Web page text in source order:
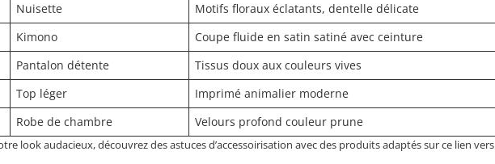
Nuisette
Motifs floraux éclatants, dentelle délicate
Kimono
Coupe fluide en satin satiné avec ceinture
Pantalon détente
Tissus doux aux couleurs vives
Top léger
Imprimé animalier moderne
Robe de chambre Velours profond couleur prune
look audacieux, découvrez des astuces d’accessoirisation avec des produits adaptés sur ce lien vers